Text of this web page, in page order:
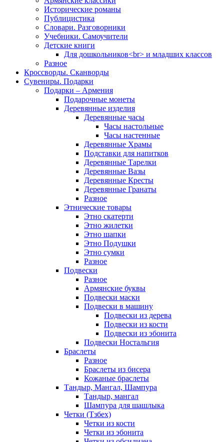
Исторические романы
Публицистика
Словари. Разговорники
Учебники. Самоучители
Детские книги
Для дошкольников<br> и младших классов
Разное
Кроссворды. Сканворды
Сувениры. Подарки
Подарки – Армения
Подарочные монеты
Деревянные изделия
Деревянные часы
Часы настольные
Часы настенные
Деревянные Храмы
Подставки для напитков
Деревянные Тарелки
Деревянные Вазы
Деревянные Кресты
Деревянные Гранаты
Разное
Этнические товары
Этно скатерти
Этно жилетки
Этно шапки
Этно Подушки
Этно сумки
Разное
Подвески
Разное
Армянские буквы
Подвески маски
Подвески в машину
Подвески из дерева
Подвески из кости
Подвески из эбонита
Подвески Ностальгия
Браслеты
Разное
Браслеты из бисера
Кожаные браслеты
Тандыр, Мангал, Шампура
Тандыр, мангал
Шампура для шашлыка
Четки (Тзбех)
Четки из кости
Четки из эбонита